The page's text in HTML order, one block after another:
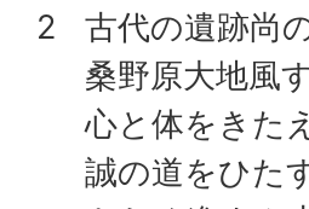
2 古代の遺跡尚
桑野原大地風
心と体をきた
誠の道をひた